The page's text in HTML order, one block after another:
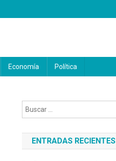
Economía Política
ENTRADAS RECIENTES